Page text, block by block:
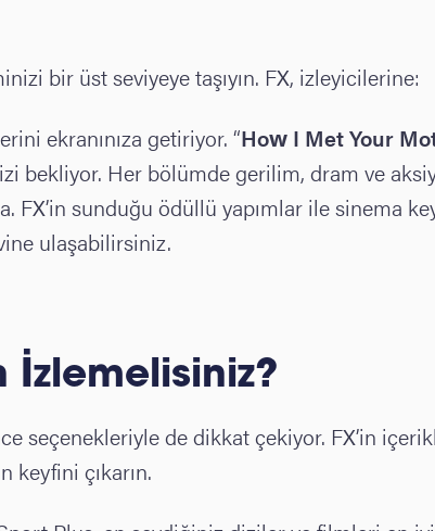
bir üst seviyeye taşıyın. FX, izleyicilerine:
ekranınıza getiriyor. “How I Met Your
bekliyor. Her bölümde gerilim, dram ve
sunduğu ödüllü yapımlar ile sinema
ulaşabilirsiniz.
İzlemelisiniz?
seçenekleriyle de dikkat çekiyor. FX’in
keyfini çıkarın.